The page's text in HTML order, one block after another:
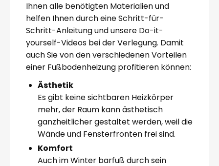
Ihnen alle benötigten Materialien und
helfen Ihnen durch eine Schritt-für-
Schritt-Anleitung und unsere Do-it-
yourself-Videos bei der Verlegung. Damit
auch Sie von den verschiedenen Vorteilen
einer Fußbodenheizung profitieren können:
Ästhetik
Es gibt keine sichtbaren Heizkörper
mehr, der Raum kann ästhetisch
ganzheitlicher gestaltet werden, weil die
Wände und Fensterfronten frei sind.
Komfort
Auch im Winter barfuß durch sein